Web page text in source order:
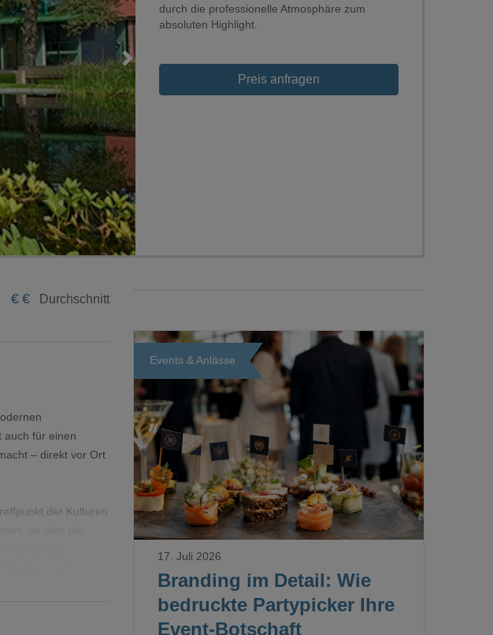
durch die professionelle Atmosphäre zum
absoluten Highlight.
Preis anfragen
€ € Durchschnitt
auch für einen
– direkt vor Ort
der Kulturen
des
und
Events & Anlässe
Loading...
Branding im Detail: Wie
bedruckte Partypicker Ihre
Event-Botschaft
17. Juli 2026